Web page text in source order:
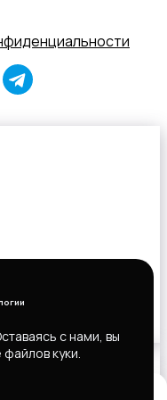
с нами, вы
куки.